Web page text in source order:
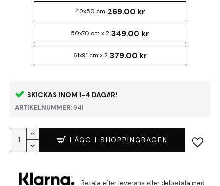
SKICKAS INOM 1-4 DAGAR!
ARTIKELNUMMER:941
40x50 cm 269.00 kr
50x70 cm x 2 349.00 kr
61x91 cm x 2 379.00 kr
LÄGG I SHOPPINGBAGEN